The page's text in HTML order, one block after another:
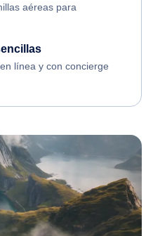
aéreas para
línea y con concierge